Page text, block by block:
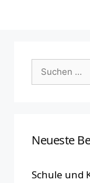
Suchen
nach:
Neueste
Schule und